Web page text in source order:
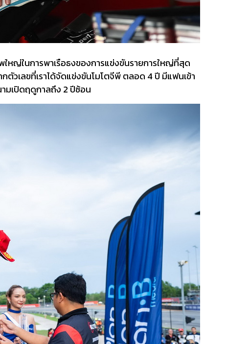
หญ่ในการพาเรือธงของการแข่งขันรายการใหญ่ที่สุด
ตัวเลขที่เราได้จัดแข่งขันโมโตจีพี ตลอด 4 ปี มีแฟนเข้า
มเปิดฤดูกาลถึง 2 ปีซ้อน